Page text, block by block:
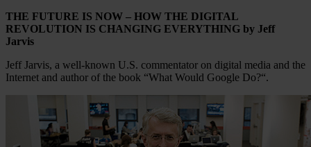
THE FUTURE IS NOW – HOW THE DIGITAL
REVOLUTION IS CHANGING EVERYTHING by Jeff
Jarvis
Jeff Jarvis, a well-known U.S. commentator on digital media and the
Internet and author of the book “What Would Google Do?“.